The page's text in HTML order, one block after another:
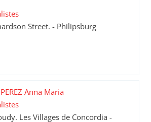
Street. - Philipsburg
Anna Maria
Les Villages de Concordia -